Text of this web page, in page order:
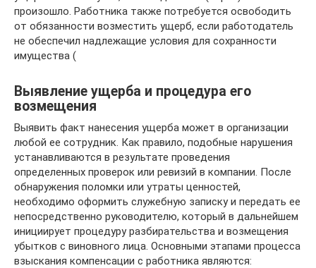
произошло. Работника также потребуется освободить
от обязанности возместить ущерб, если работодатель
не обеспечил надлежащие условия для сохранности
имущества (
Выявление ущерба и процедура его
возмещения
Выявить факт нанесения ущерба может в организации
любой ее сотрудник. Как правило, подобные нарушения
устанавливаются в результате проведения
определенных проверок или ревизий в компании. После
обнаружения поломки или утраты ценностей,
необходимо оформить служебную записку и передать ее
непосредственно руководителю, который в дальнейшем
инициирует процедуру разбирательства и возмещения
убытков с виновного лица. Основными этапами процесса
взыскания компенсации с работника являются: